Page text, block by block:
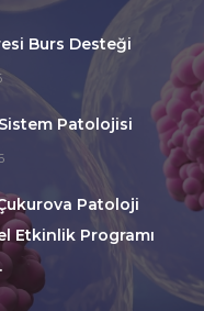
Burs Desteği
Patolojisi
Patoloji
Etkinlik Programı